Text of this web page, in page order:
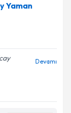
Yaman
Devamı